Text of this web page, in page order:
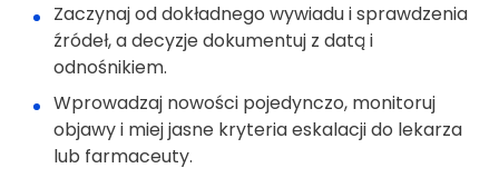
Zaczynaj od dokładnego wywiadu i sprawdzenia
źródeł, a decyzje dokumentuj z datą i
odnośnikiem.
Wprowadzaj nowości pojedynczo, monitoruj
objawy i miej jasne kryteria eskalacji do lekarza
lub farmaceuty.